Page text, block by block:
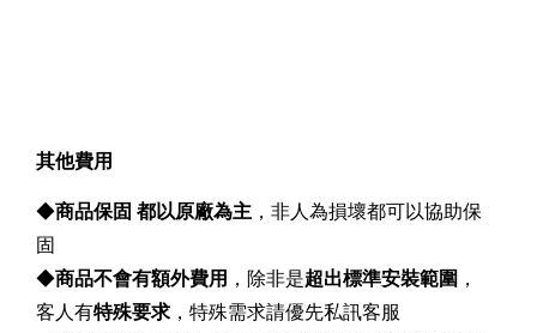
其他費用
◆商品保固 都以原廠為主 ，非人為損壞都可以協助保
固
◆商品不會有額外費用 ，除非是超出標準安裝範圍 ，
客人有特殊要求 ，特殊需求請優先私訊客服